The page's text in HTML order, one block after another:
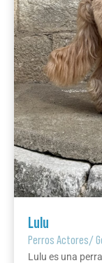
Lulu
Perros Actores/
Lulu es una